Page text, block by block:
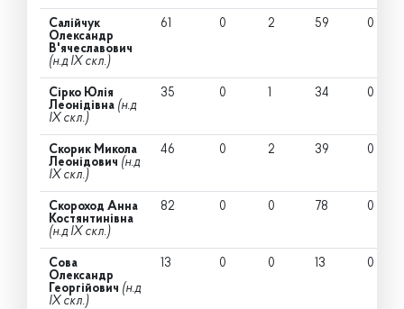
Салійчук
Олександр
В'ячеславович
(н.д IX скл.)
61 0 2 59 0
Сірко Юлія
Леонідівна (н.д
IX скл.)
35 0 1 34 0
Скорик Микола
Леонідович (н.д
IX скл.)
46 0 2 39 0
Скороход Анна
Костянтинівна
(н.д IX скл.)
82 0 0 78 0
Сова
Олександр
Георгійович (н.д
IX скл.)
13 0 0 13 0